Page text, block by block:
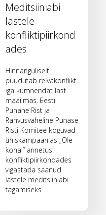
Meditsiiniabi
lastele
konfliktipiirkond
ades
Hinnanguliselt
puudutab relvakonflikt
iga kümnendat last
maailmas. Eesti
Punane Rist ja
Rahvusvaheline Punase
Risti Komitee koguvad
ühiskampaanias „Ole
kohal“ annetusi
konfliktipiirkondades
vigastada saanud
lastele meditsiiniabi
tagamiseks.